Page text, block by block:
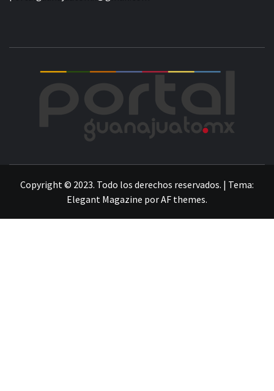
Copyright © 2023. Todo los derechos reservados. | Tema:
Elegant Magazine porAF themes.